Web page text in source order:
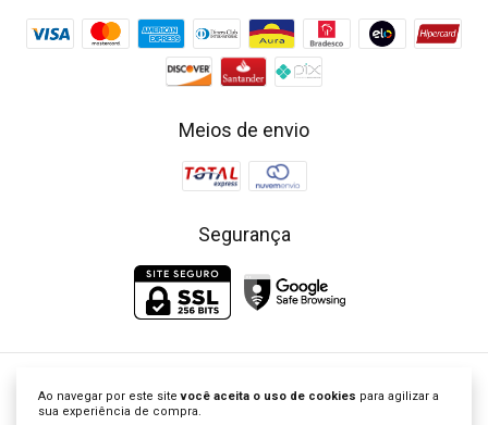
Ao navegar por este sitevocê aceita o uso de cookies para agilizar a
sua experiência de compra.
Meios de envio
Segurança
Little Closet - Loja de Roupa Infantil | Vestidos Clássicos Bordados
©2026. Little Closet Brasil - 53757337000104. Todos os direitos